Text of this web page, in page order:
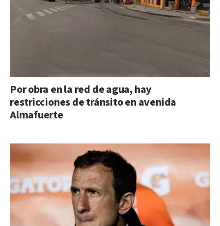
Por obra en la red de agua, hay
restricciones de tránsito en avenida
Almafuerte